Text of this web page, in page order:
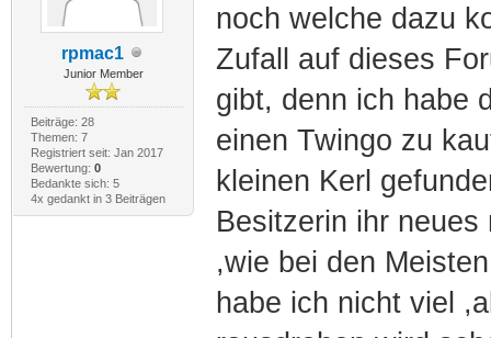
rpmac1
Junior Member
Beiträge: 28
Themen: 7
Registriert seit: Jan 2017
Bewertung: 0
Bedankte sich: 5
4x gedankt in 3 Beiträgen
noch welche dazu
Zufall auf dieses
gibt, denn ich habe
einen Twingo zu
kleinen Kerl
Besitzerin ihr
,wie bei den
habe ich nicht viel